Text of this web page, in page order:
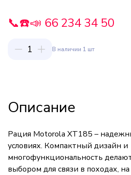
📞☎️📣 66 234 34 50
1 В наличии 1 шт
Описание
Рация Motorola XT185 –
условиях. Компактный дизайн и
многофункциональность
выбором для связи в походах,